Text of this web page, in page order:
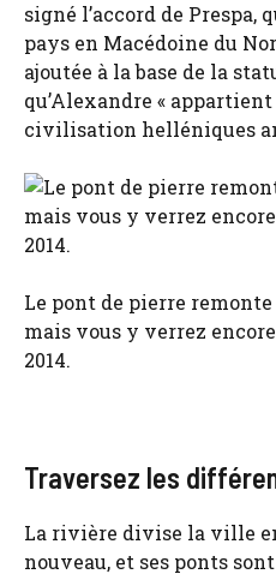
signé l’accord de Prespa,
pays en Macédoine du
ajoutée à la base de la
qu’Alexandre «
civilisation helléniques
Le pont de pierre
mais vous y verrez
2014.
Traversez les
La rivière divise la ville
nouveau, et ses ponts